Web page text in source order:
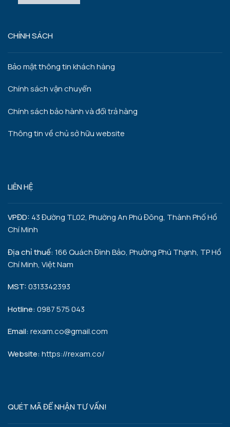
CHÍNH SÁCH
Bảo mật thông tin khách hàng
Chính sách vận chuyển
Chính sách bảo hành và đổi trả hàng
Thông tin về chủ sở hữu website
LIÊN HỆ
VPĐD: 43 Đường TL02, Phường An Phú Đông, Thành Phố Hồ
Chí Minh
Địa chỉ thuế:166 Quách Đình Bảo, Phường Phú Thạnh, TP Hồ
Chí Minh, Việt Nam
MST:0313342393
Hotline:0987 575 043
Email:rexam.co@gmail.com
Website:https://rexam.co/
QUÉT MÃ ĐỂ NHẬN TƯ VẤN!